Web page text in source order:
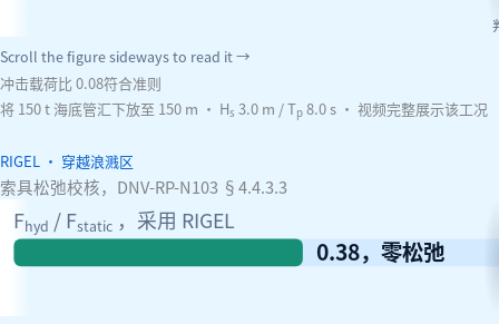
Scroll the figure sideways to read it →
冲击载荷比 0.08符合准则
将 150 t 海底管汇下放至 150 m · Hs 3.0 m / Tp 8.0 s · 视频完整展示该工况
RIGEL · 穿越浪溅区
索具松弛校核，DNV-RP-N103 §4.4.3.3
Fhyd / Fstatic ，采用 RIGEL
0.38，零松弛